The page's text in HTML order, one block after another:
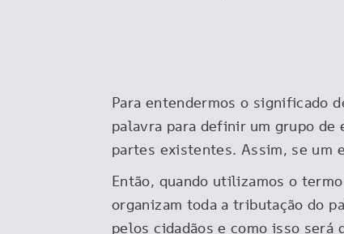
Para entendermos o significado
palavra para definir um grupo de
partes existentes. Assim, se um
Então, quando utilizamos o
organizam toda a tributação do
pelos cidadãos e como isso